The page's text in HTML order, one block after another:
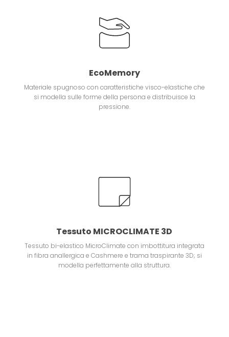
EcoMemory
Materiale spugnoso con caratteristiche visco-elastiche che
si modella sulle forme della persona e distribuisce la
pressione.
Tessuto MICROCLIMATE 3D
Tessuto bi-elastico MicroClimate con imbottitura integrata
in fibra anallergica e Cashmere e trama traspirante 3D; si
modella perfettamente alla struttura.